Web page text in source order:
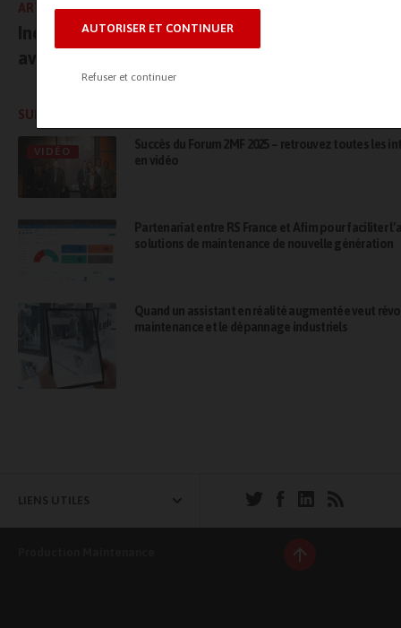
AUTORISER ET CONTINUER
Refuser et continuer
ARTICLE SUIVANT
Indicateur Global Artema : rattrapage au 3e
avant reconfinement !
SUR LE MÊME SUJET
Succès du Forum 2MF 2025 – retrouvez toutes les
en vidéo
VIDÉO
Partenariat entre RS France et Afim pour faciliter
solutions de maintenance de nouvelle génération
Quand un assistant en réalité augmentée veut
maintenance et le dépannage industriels
LIENS UTILES